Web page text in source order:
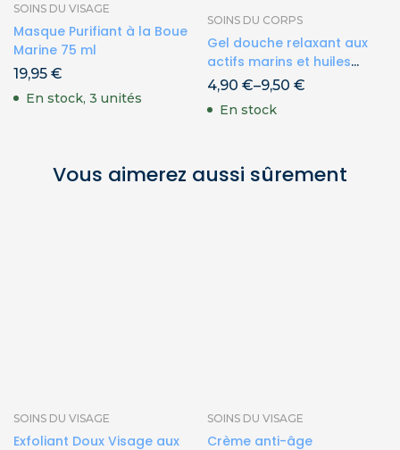
SOINS DU VISAGE
Masque Purifiant à la Boue
Marine 75 ml
19,95 €
En stock, 3 unités
SOINS DU CORPS
Gel douche relaxant aux
actifs marins et huiles
essentielles de mandarine
4,90 €–9,50 €
En stock
Vous aimerez aussi sûrement
SOINS DU VISAGE
Exfoliant Doux Visage aux
SOINS DU VISAGE
Crème anti-âge